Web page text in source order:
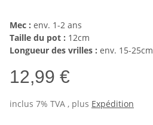
Mec : env. 1-2 ans
Taille du pot : 12cm
Longueur des vrilles : env. 15-25cm
12,99 €
inclus 7% TVA , plus Expédition